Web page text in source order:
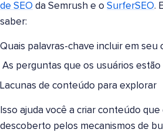
de SEO da Semrush e o SurferSEO.
saber:
Quais palavras-chave incluir em seu
As perguntas que os usuários
Lacunas de conteúdo para explorar
Isso ajuda você a criar conteúdo
descoberto pelos mecanismos de